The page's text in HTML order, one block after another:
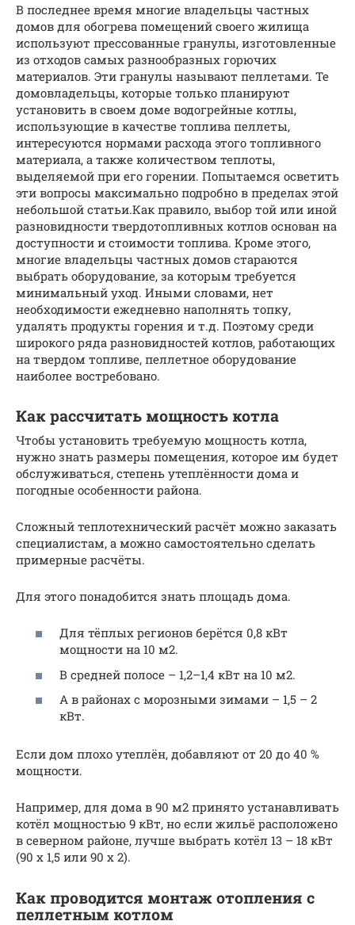
В последнее время многие владельцы частных
домов для обогрева помещений своего жилища
используют прессованные гранулы, изготовленные
из отходов самых разнообразных горючих
материалов. Эти гранулы называют пеллетами. Те
домовладельцы, которые только планируют
установить в своем доме водогрейные котлы,
использующие в качестве топлива пеллеты,
интересуются нормами расхода этого топливного
материала, а также количеством теплоты,
выделяемой при его горении. Попытаемся осветить
эти вопросы максимально подробно в пределах этой
небольшой статьи.Как правило, выбор той или иной
разновидности твердотопливных котлов основан на
доступности и стоимости топлива. Кроме этого,
многие владельцы частных домов стараются
выбрать оборудование, за которым требуется
минимальный уход. Иными словами, нет
необходимости ежедневно наполнять топку,
удалять продукты горения и т.д. Поэтому среди
широкого ряда разновидностей котлов, работающих
на твердом топливе, пеллетное оборудование
наиболее востребовано.
Как рассчитать мощность котла
Чтобы установить требуемую мощность котла,
нужно знать размеры помещения, которое им будет
обслуживаться, степень утеплённости дома и
погодные особенности района.
Сложный теплотехнический расчёт можно заказать
специалистам, а можно самостоятельно сделать
примерные расчёты.
Для этого понадобится знать площадь дома.
Для тёплых регионов берётся 0,8 кВт
мощности на 10 м2.
В средней полосе – 1,2–1,4 кВт на 10 м2.
А в районах с морозными зимами – 1,5 – 2
кВт.
Если дом плохо утеплён, добавляют от 20 до 40 %
мощности.
Например, для дома в 90 м2 принято устанавливать
котёл мощностью 9 кВт, но если жильё расположено
в северном районе, лучше выбрать котёл 13 – 18 кВт
(90 х 1,5 или 90 х 2).
Как проводится монтаж отопления с
пеллетным котлом